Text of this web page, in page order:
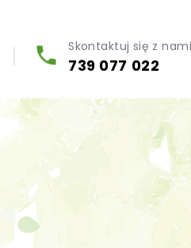
Skontaktuj się z nami
739 077 022
(testy psychologiczne)
psychologa